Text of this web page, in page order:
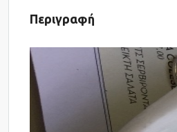
Περιγραφή